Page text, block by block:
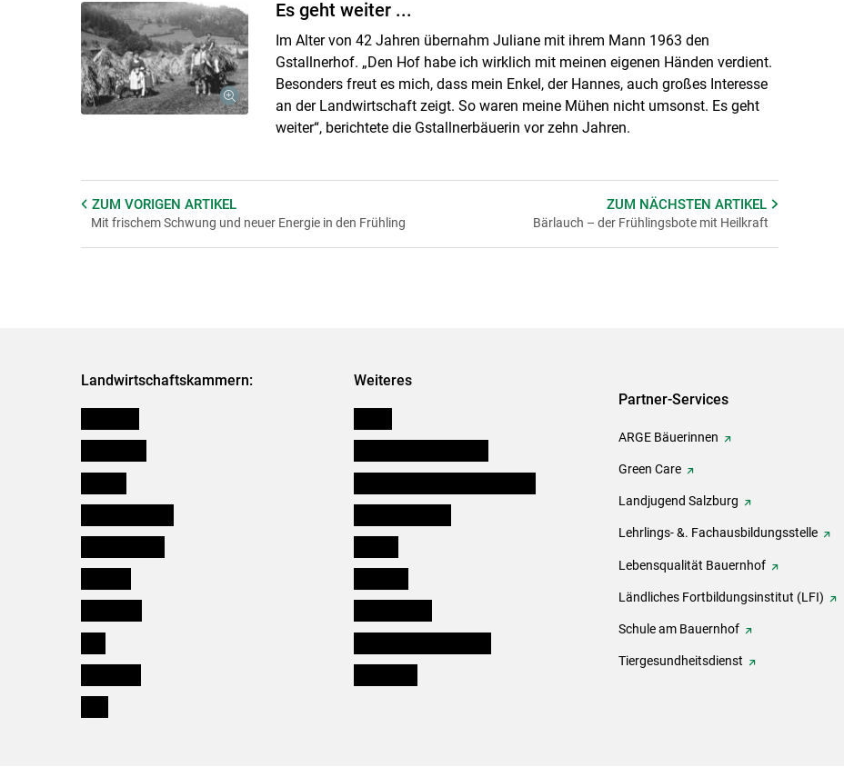
Es geht weiter ...
Im Alter von 42 Jahren übernahm Juliane mit ihrem Mann 1963 den
Gstallnerhof. „Den Hof habe ich wirklich mit meinen eigenen Händen verdient.
Besonders freut es mich, dass mein Enkel, der Hannes, auch großes Interesse
an der Landwirtschaft zeigt. So waren meine Mühen nicht umsonst. Es geht
weiter“, berichtete die Gstallnerbäuerin vor zehn Jahren.
ZUM VORIGEN ARTIKEL
Mit frischem Schwung und neuer Energie in den Frühling
ZUM NÄCHSTENARTIKEL
Bärlauch – der Frühlingsbote mit Heilkraft
Landwirtschaftskammern: Weiteres
Partner-Services
ARGE Bäuerinnen
Green Care
Landjugend Salzburg
Lehrlings- &. Fachausbildungsstelle
Lebensqualität Bauernhof
Ländliches Fortbildungsinstitut (LFI)
Schule am Bauernhof
Tiergesundheitsdienst